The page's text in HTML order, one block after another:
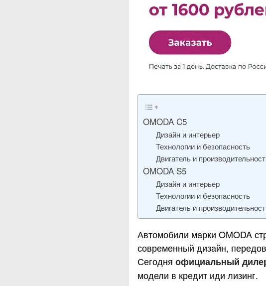
OMODA C5
Дизайн и интерьер
Технологии и безопасность
Двигатель и
OMODA S5
Дизайн и интерьер
Технологии и безопасность
Двигатель и
Автомобили марки OMODA
современный дизайн,
Сегодня официальный
модели в кредит иди лизинг.